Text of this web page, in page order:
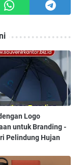
Logo
untuk Branding -
Pelindung Hujan